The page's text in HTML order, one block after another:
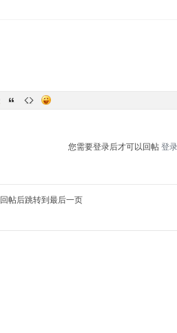
您需要登录后才可以回帖 登录
回帖后跳转到最后一页